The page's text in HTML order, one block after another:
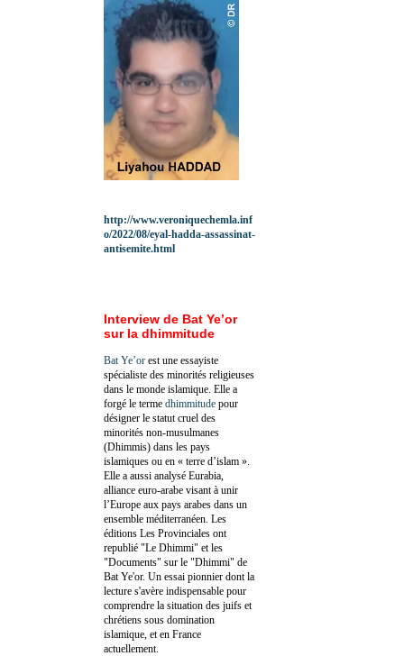
http://www.veroniquechemla.inf
o/2022/08/eyal-hadda-assassinat-
antisemite.html
Interview de Bat Ye’or
sur la dhimmitude
Bat Ye’or est une essayiste
spécialiste des minorités religieuses
dans le monde islamique. Elle a
forgé le terme dhimmitude pour
désigner le statut cruel des
minorités non-musulmanes
(Dhimmis) dans les pays
islamiques ou en « terre d’islam ».
Elle a aussi analysé Eurabia,
alliance euro-arabe visant à unir
l’Europe aux pays arabes dans un
ensemble méditerranéen. Les
éditions Les Provinciales ont
republié "Le Dhimmi" et les
"Documents" sur le "Dhimmi" de
Bat Ye'or. Un essai pionnier dont la
lecture s'avère indispensable pour
comprendre la situation des juifs et
chrétiens sous domination
islamique, et en France
actuellement.